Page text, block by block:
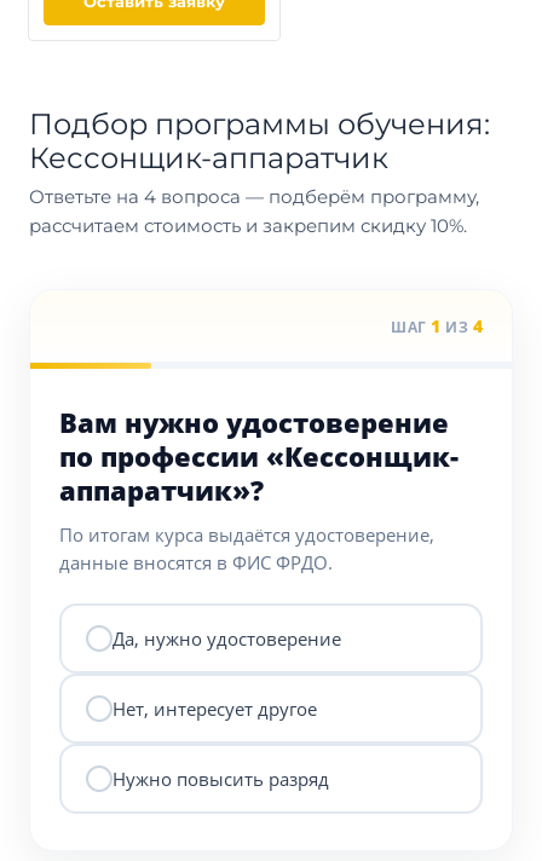
Подбор программы обучения:
Кессонщик-аппаратчик
Ответьте на 4 вопроса — подберём программу,
рассчитаем стоимость и закрепим скидку 10%.
ШАГ 1 ИЗ 4
Вам нужно удостоверение
по профессии «Кессонщик-
аппаратчик»?
По итогам курса выдаётся удостоверение,
данные вносятся в ФИС ФРДО.
Да, нужно удостоверение
Нет, интересует другое
Нужно повысить разряд